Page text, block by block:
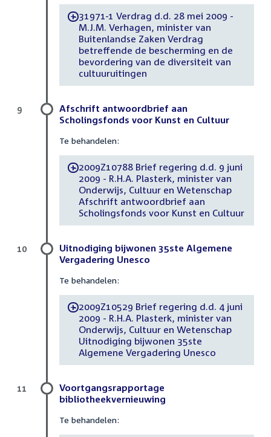
-31971-1 Verdrag d.d. 28 mei 2009 -
M.J.M. Verhagen, minister van
Buitenlandse Zaken Verdrag
betreffende de bescherming en de
bevordering van de diversiteit van
cultuuruitingen
Afschrift antwoordbrief aan
Scholingsfonds voor Kunst en Cultuur
Te behandelen:
-2009Z10788 Brief regering d.d. 9 juni
2009 - R.H.A. Plasterk, minister van
Onderwijs, Cultuur en Wetenschap
Afschrift antwoordbrief aan
Scholingsfonds voor Kunst en Cultuur
9
Uitnodiging bijwonen 35ste Algemene
Vergadering Unesco
Te behandelen:
-2009Z10529 Brief regering d.d. 4 juni
2009 - R.H.A. Plasterk, minister van
Onderwijs, Cultuur en Wetenschap
Uitnodiging bijwonen 35ste
Algemene Vergadering Unesco
10
Voortgangsrapportage
bibliotheekvernieuwing
Te behandelen:
11